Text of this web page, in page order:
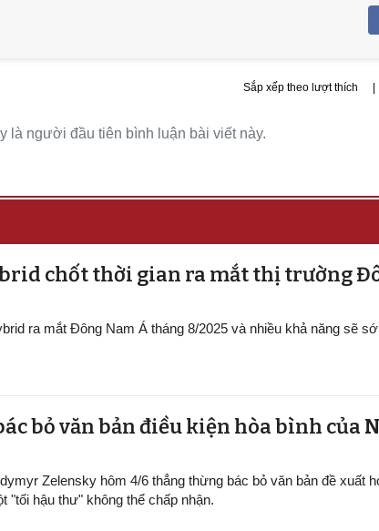
Sắp xếp theo lượt thích |
là người đầu tiên bình luận bài viết này.
chốt thời gian ra mắt thị trường
ra mắt Đông Nam Á tháng 8/2025 và nhiều khả năng sẽ
bỏ văn bản điều kiện hòa bình của
Zelensky hôm 4/6 thẳng thừng bác bỏ văn bản đề xuất
"tối hậu thư" không thể chấp nhận.